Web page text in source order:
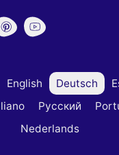
English Deutsch
Русский
Nederlands